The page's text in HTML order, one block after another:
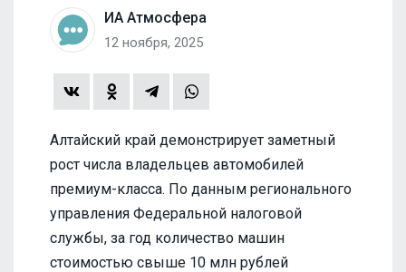
ИА Атмосфера
12 ноября, 2025
Алтайский край демонстрирует заметный
рост числа владельцев автомобилей
премиум-класса. По данным регионального
управления Федеральной налоговой
службы, за год количество машин
стоимостью свыше 10 млн рублей